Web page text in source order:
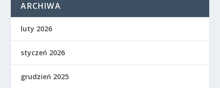
ARCHIWA
luty 2026
styczeń 2026
grudzień 2025